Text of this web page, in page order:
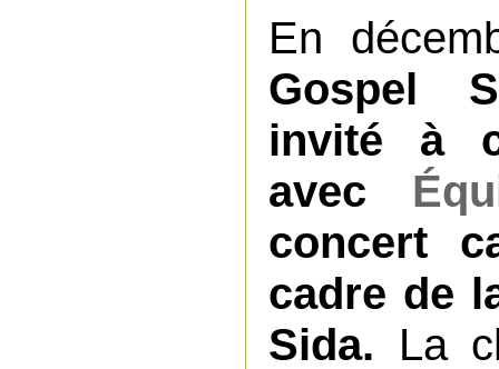
En
Gospel
invité à
avec
concert
cadre de
Sida. La